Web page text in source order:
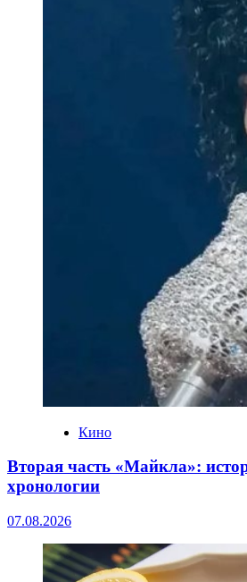
Кино
Вторая часть «Майкла»:
хронологии
07.08.2026